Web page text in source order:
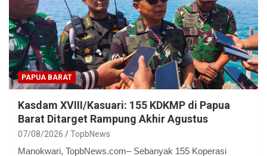
PAPUA BARAT
Kasdam XVIII/Kasuari: 155 KDKMP di Papua
Barat Ditarget Rampung Akhir Agustus
07/08/2026 TopbNews
Manokwari, TopbNews.com– Sebanyak 155 Koperasi